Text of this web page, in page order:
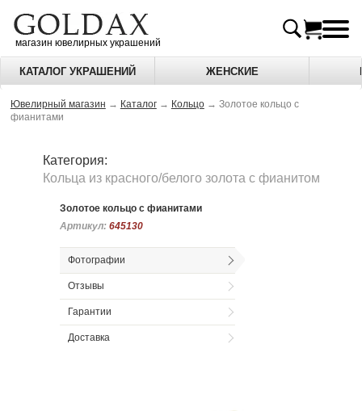
магазин ювелирных украшений
КАТАЛОГ УКРАШЕНИЙ ЖЕНСКИЕ
Ювелирный магазин → Каталог → Кольцо → Золотое кольцо с
фианитами
Категория:
Кольца из красного/белого золота c фианитом
Золотое кольцо с фианитами
Артикул: 645130
Артикул: 645130
Фотографии
Отзывы
Гарантии
Доставка